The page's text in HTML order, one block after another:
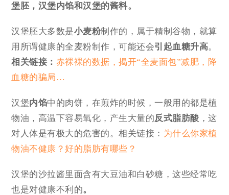
堡胚，汉堡内馅和汉堡的酱料。
汉堡胚大多数是小麦粉制作的，属于精制谷物，就算
用所谓健康的全麦粉制作，可能还会引起血糖升高。
相关链接： 赤裸裸的数据，揭开“全麦面包”减肥，降
血糖的骗局…
汉堡内馅中的肉饼，在煎炸的时候，一般用的都是植
物油，高温下容易氧化，产生大量的反式脂肪酸 ，这
对人体是有极大的危害的。相关链接： 为什么你家植
物油不健康？好的脂肪有哪些？
汉堡的沙拉酱里面含有大豆油和白砂糖，这些经常吃
也是对健康不利的。